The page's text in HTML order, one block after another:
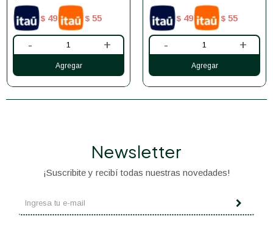
$ 49 $ 55
- +
$ 49 $ 55
- +
Newsletter
¡Suscribite y recibí todas nuestras novedades!